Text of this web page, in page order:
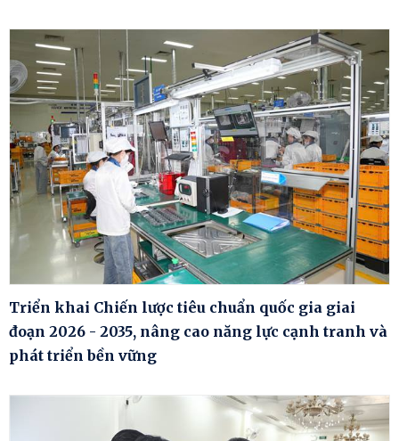
Triển khai Chiến lược tiêu chuẩn quốc gia giai
đoạn 2026 - 2035, nâng cao năng lực cạnh tranh và
phát triển bền vững